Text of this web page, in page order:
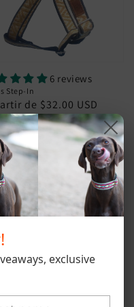
6 reviews
Step-In
de $32.00 USD
exclusive